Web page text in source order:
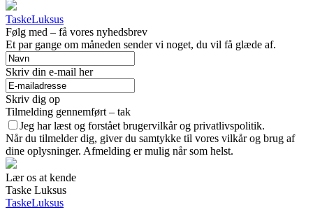
TaskeLuksus
Følg med – få vores nyhedsbrev
Et par gange om måneden sender vi noget, du vil få glæde af.
Skriv din e-mail her
Skriv dig op
Tilmelding gennemført – tak
Jeg har læst og forstået brugervilkår og privatlivspolitik.
Når du tilmelder dig, giver du samtykke til vores vilkår og brug af
dine oplysninger. Afmelding er mulig når som helst.
Lær os at kende
Taske Luksus
TaskeLuksus